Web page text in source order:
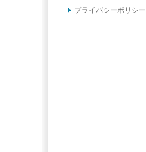
プライバシーポリシー